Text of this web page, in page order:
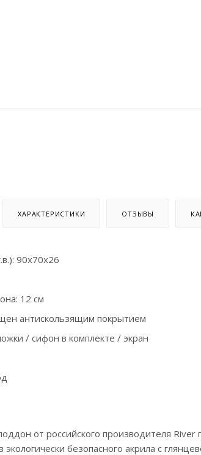
ХАРАКТЕРИСТИКИ ОТЗЫВЫ
90x70x26
12 см
антискользящим покрытием
/ сифон в комплекте / экран
от российского производителя
экологически безопасного акрила с